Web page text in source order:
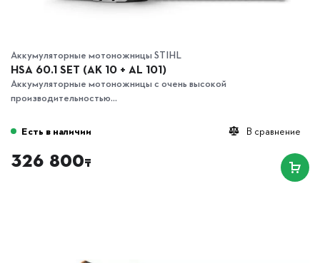
Аккумуляторные мотоножницы STIHL
HSA 60.1 SET (AK 10 + AL 101)
Аккумуляторные мотоножницы с очень высокой
производительностью...
В сравнение
Есть в наличии
326 800₸